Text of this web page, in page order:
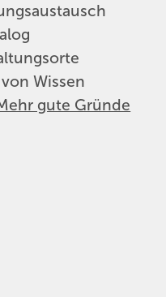
Wissen
gute Gründe